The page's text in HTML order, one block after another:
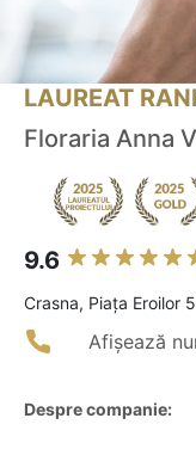
LAUREAT
Floraria Anna
9.6
Crasna, Piața Eroilor
Afișează
Despre companie: